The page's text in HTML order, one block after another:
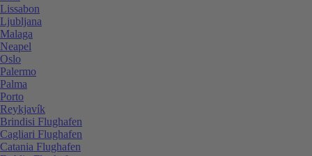
Lissabon
Ljubljana
Malaga
Neapel
Oslo
Palermo
Palma
Porto
Reykjavík
Brindisi Flughafen
Cagliari Flughafen
Catania Flughafen